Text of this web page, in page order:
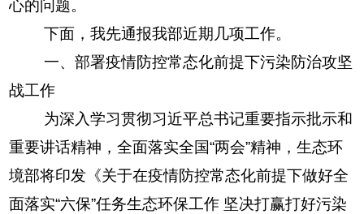
心的问题。
下面，我先通报我部近期几项工作。
一、部署疫情防控常态化前提下污染防治攻坚
战工作
为深入学习贯彻习近平总书记重要指示批示和
重要讲话精神，全面落实全国“两会”精神，生态环
境部将印发《关于在疫情防控常态化前提下做好全
面落实“六保”任务生态环保工作 坚决打赢打好污染